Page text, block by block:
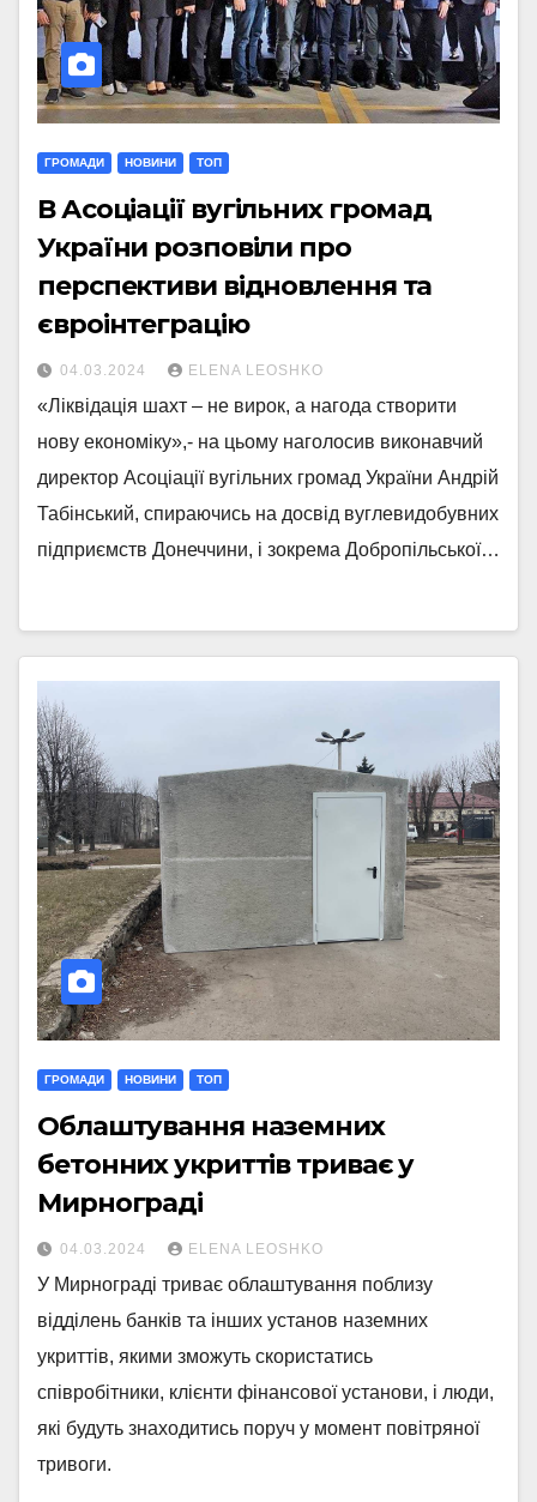
ГРОМАДИ НОВИНИ ТОП
В Асоціації вугільних громад
України розповіли про
перспективи відновлення та
євроінтеграцію
04.03.2024 ELENA LEOSHKO
«Ліквідація шахт – не вирок, а нагода створити
нову економіку»,- на цьому наголосив виконавчий
директор Асоціації вугільних громад України Андрій
Табінський, спираючись на досвід вуглевидобувних
підприємств Донеччини, і зокрема Добропільської…
ГРОМАДИ НОВИНИ ТОП
Облаштування наземних
бетонних укриттів триває у
Мирнограді
04.03.2024 ELENA LEOSHKO
У Мирнограді триває облаштування поблизу
відділень банків та інших установ наземних
укриттів, якими зможуть скористатись
співробітники, клієнти фінансової установи, і люди,
які будуть знаходитись поруч у момент повітряної
тривоги.